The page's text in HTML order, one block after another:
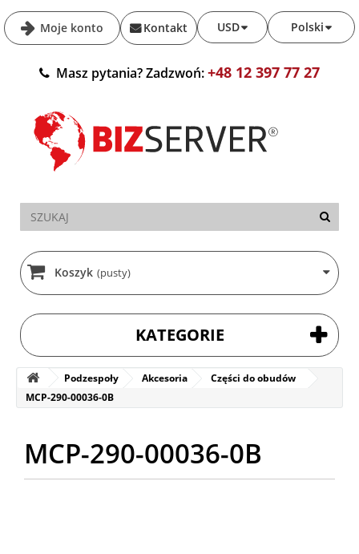
Moje konto Polski
USD
Kontakt
Masz pytania? Zadzwoń:+48 12 397 77 27
Koszyk (pusty)
KATEGORIE
Podzespoły Akcesoria
Części do obudów
MCP-290-00036-0B
MCP-290-00036-0B